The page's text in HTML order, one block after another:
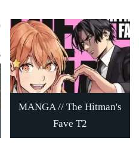
MANGA // The Hitman's
Fave T2